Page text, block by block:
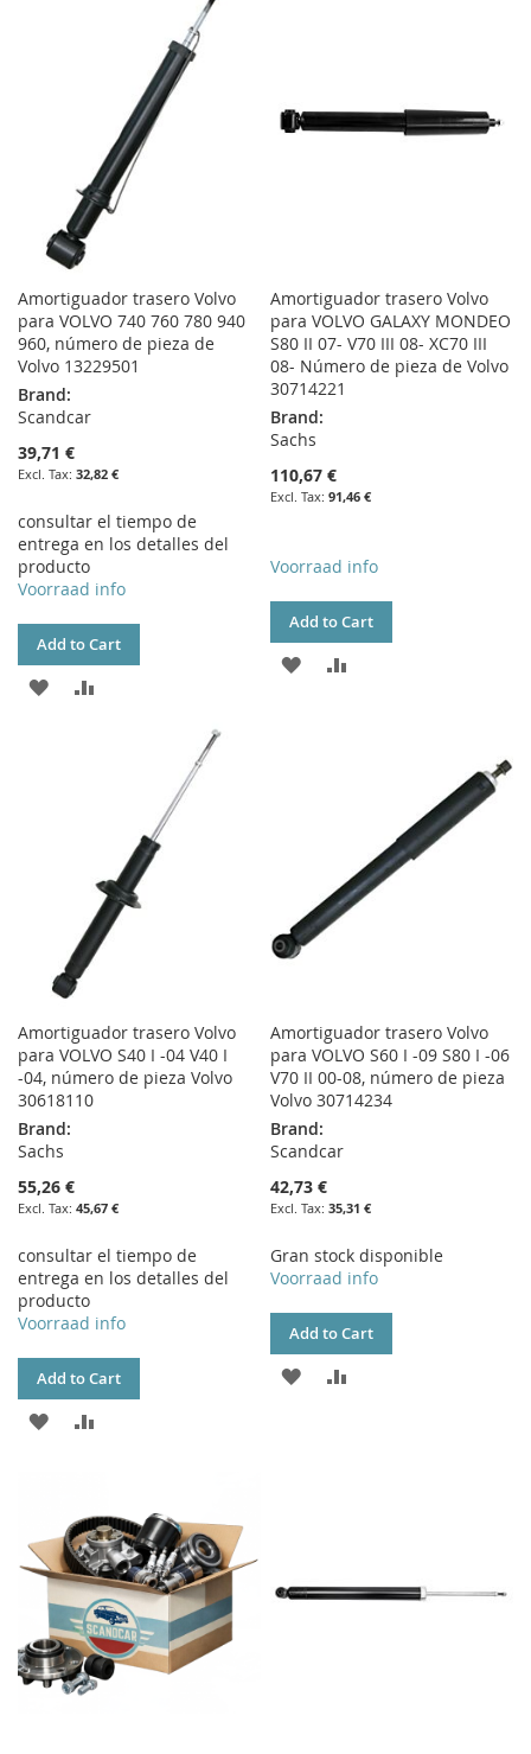
Amortiguador trasero Volvo
para VOLVO 740 760 780 940
960, número de pieza de
Volvo 13229501
Brand:
Scandcar
39,71 €
32,82 €
consultar el tiempo de
entrega en los detalles del
producto
Voorraad info
Add to Cart
ADD
Amortiguador trasero Volvo
para VOLVO GALAXY MONDEO
S80 II 07- V70 III 08- XC70 III
08- Número de pieza de Volvo
30714221
Brand:
Sachs
110,67 €
91,46 €
Voorraad info
Add to Cart
ADD
Amortiguador trasero Volvo
para VOLVO S40 I -04 V40 I
-04, número de pieza Volvo
30618110
Brand:
Sachs
55,26 €
45,67 €
consultar el tiempo de
entrega en los detalles del
producto
Voorraad info
Add to Cart
ADD
LIST
Amortiguador trasero Volvo
para VOLVO S60 I -09 S80 I -06
V70 II 00-08, número de pieza
Volvo 30714234
Brand:
Scandcar
42,73 €
35,31 €
Gran stock disponible
Voorraad info
Add to Cart
ADD